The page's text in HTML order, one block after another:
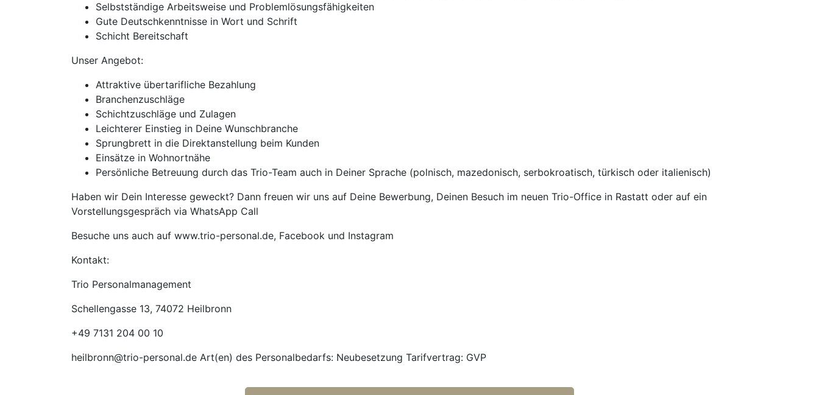
Selbstständige Arbeitsweise und Problemlösungsfähigkeiten
Gute Deutschkenntnisse in Wort und Schrift
Schicht Bereitschaft
Unser Angebot:
Attraktive übertarifliche Bezahlung
Branchenzuschläge
Schichtzuschläge und Zulagen
Leichterer Einstieg in Deine Wunschbranche
Sprungbrett in die Direktanstellung beim Kunden
Einsätze in Wohnortnähe
Persönliche Betreuung durch das Trio-Team auch in Deiner Sprache (polnisch, mazedonisch, serbokroatisch, türkisch oder italienisch)
Haben wir Dein Interesse geweckt? Dann freuen wir uns auf Deine Bewerbung, Deinen Besuch im neuen Trio-Office in Rastatt oder auf ein
Vorstellungsgespräch via WhatsApp Call
Besuche uns auch auf www.trio-personal.de, Facebook und Instagram
Kontakt:
Trio Personalmanagement
Schellengasse 13, 74072 Heilbronn
+49 7131 204 00 10
heilbronn@trio-personal.de Art(en) des Personalbedarfs: Neubesetzung Tarifvertrag: GVP